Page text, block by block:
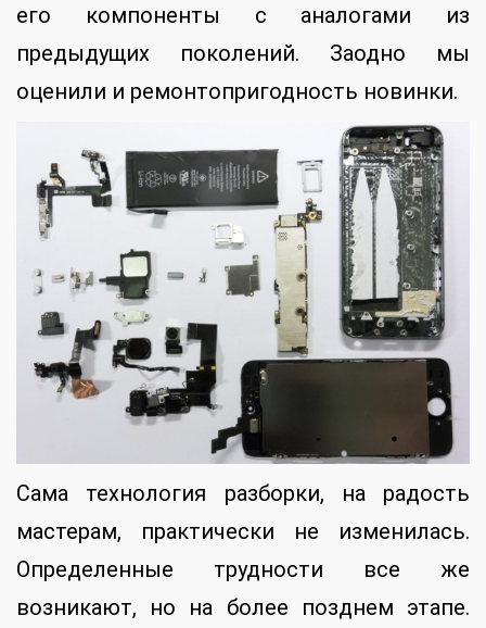
его компоненты с аналогами из
предыдущих поколений. Заодно мы
оценили и ремонтопригодность новинки.
Сама технология разборки, на радость
мастерам, практически не изменилась.
Определенные трудности все же
возникают, но на более позднем этапе.